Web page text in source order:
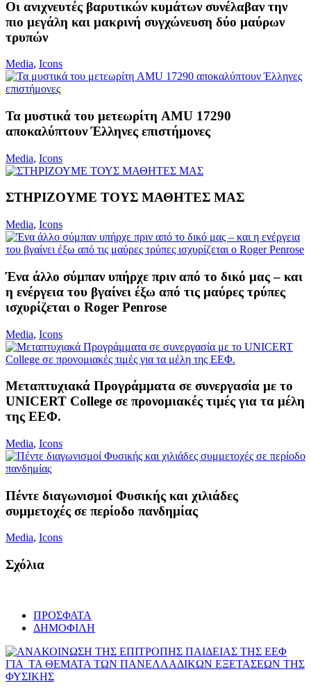
Οι ανιχνευτές βαρυτικών κυμάτων συνέλαβαν την
πιο μεγάλη και μακρινή συγχώνευση δύο μαύρων
τρυπών
Media, Icons
Τα μυστικά του μετεωρίτη AMU 17290
αποκαλύπτουν Έλληνες επιστήμονες
Media, Icons
ΣΤΗΡΙΖΟΥΜΕ ΤΟΥΣ ΜΑΘΗΤΕΣ ΜΑΣ
Media, Icons
Ένα άλλο σύμπαν υπήρχε πριν από το δικό μας – και
η ενέργεια του βγαίνει έξω από τις μαύρες τρύπες
ισχυρίζεται ο Roger Penrose
Media, Icons
Μεταπτυχιακά Προγράμματα σε συνεργασία με το
UNICERT College σε προνομιακές τιμές για τα μέλη
της ΕΕΦ.
Media, Icons
Πέντε διαγωνισμοί Φυσικής και χιλιάδες
συμμετοχές σε περίοδο πανδημίας
Media, Icons
Σχόλια
ΠΡΟΣΦΑΤΑ
ΔΗΜΟΦΙΛΗ